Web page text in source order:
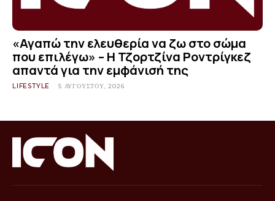
«Αγαπώ την ελευθερία να ζω στο σώμα
που επιλέγω» – Η Τζορτζίνα Ροντρίγκεζ
απαντά για την εμφάνισή της
LIFESTYLE 5 ΑΥΓΟΎΣΤΟΥ, 2026